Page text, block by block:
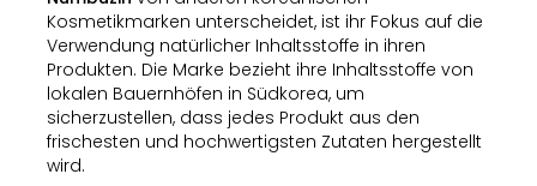
Kosmetikmarken unterscheidet, ist ihr Fokus auf die
Verwendung natürlicher Inhaltsstoffe in ihren
Produkten. Die Marke bezieht ihre Inhaltsstoffe von
lokalen Bauernhöfen in Südkorea, um
sicherzustellen, dass jedes Produkt aus den
frischesten und hochwertigsten Zutaten hergestellt
wird.